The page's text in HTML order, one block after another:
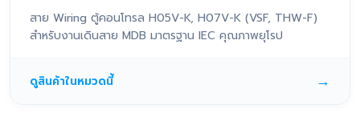
สาย Wiring ตู้คอนโทรล H05V-K, H07V-K (VSF, THW-F)
สำหรับงานเดินสาย MDB มาตรฐาน IEC คุณภาพยุโรป
ดูสินค้าในหมวดนี้ →